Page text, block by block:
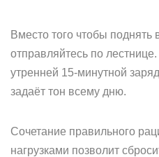
Вместо того чтобы поднять
отправляйтесь по
утренней 15-минутной
задаёт тон всему дню.
Сочетание правильного
нагрузками позволит